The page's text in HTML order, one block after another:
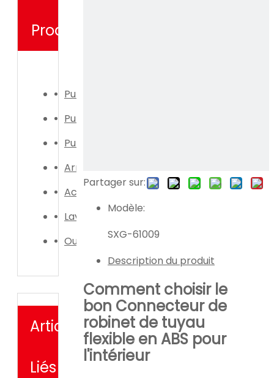
Produit
Pulvérisateur électrique
Pulvérisateur manuel
Pulvérisateur électrique
Arrosoir
Accessoires de pulvérisateur
Laveuse de voiture
Outil d'irrigation de jardin
Articles
Liés
Partager sur:
Modèle:
SXG-61009
Description du produit
Comment choisir le
bon Connecteur de
robinet de tuyau
flexible en ABS pour
l'intérieur